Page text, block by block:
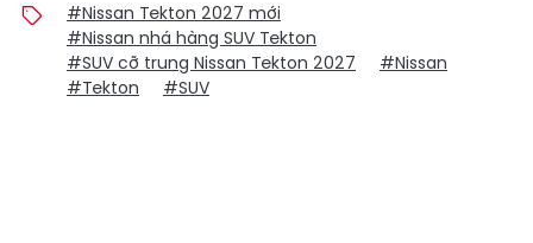
#Nissan Tekton 2027 mới
#Nissan nhá hàng SUV Tekton
#SUV cỡ trung Nissan Tekton 2027
#Nissan
#Tekton
#SUV